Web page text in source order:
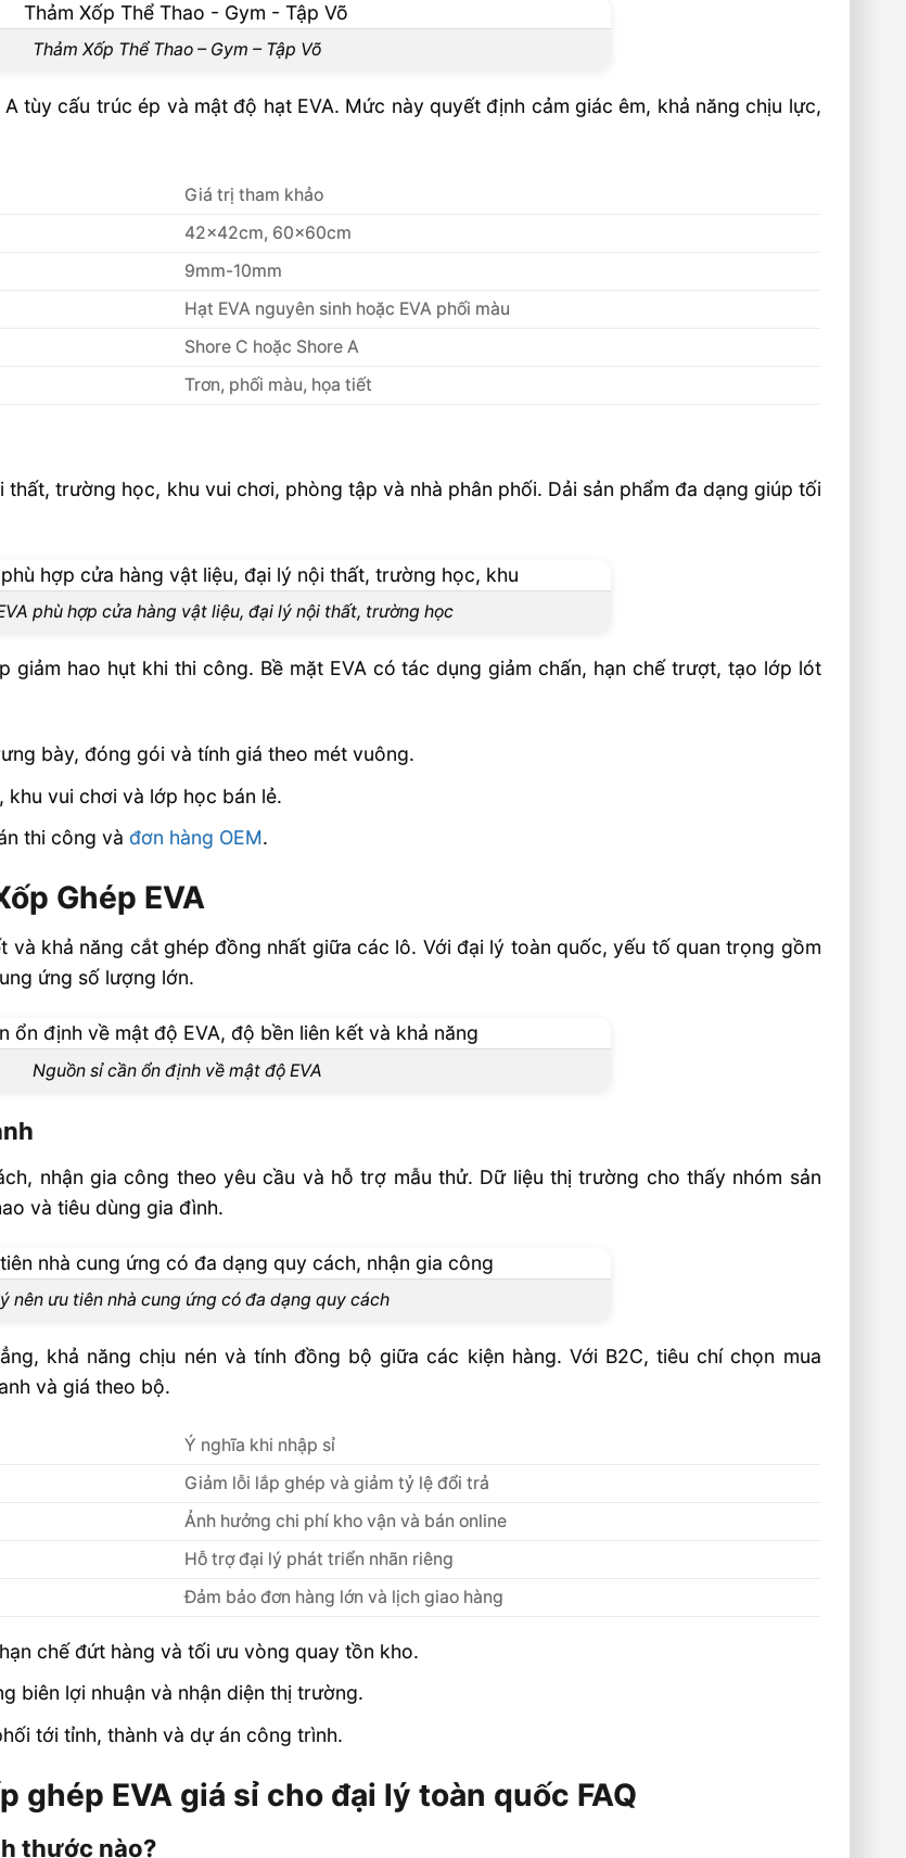
Thảm Xốp Thể Thao – Gym – Tập Võ
tùy cấu trúc ép và mật độ hạt EVA. Mức này quyết định cảm giác êm, khả năng chịu lực,
Giá trị tham khảo
42x42cm, 60x60cm
9mm-10mm
Hạt EVA nguyên sinh hoặc EVA phối màu
Shore C hoặc Shore A
Trơn, phối màu, họa tiết
trường học, khu vui chơi, phòng tập và nhà phân phối. Dải sản phẩm đa dạng giúp tối
phù hợp cửa hàng vật liệu, đại lý nội thất, trường học
giảm hao hụt khi thi công. Bề mặt EVA có tác dụng giảm chấn, hạn chế trượt, tạo lớp lót
bày, đóng gói và tính giá theo mét vuông.
khu vui chơi và lớp học bán lẻ.
thi công vàđơn hàng OEM.
Ghép EVA
và khả năng cắt ghép đồng nhất giữa các lô. Với đại lý toàn quốc, yếu tố quan trọng gồm
ứng số lượng lớn.
Nguồn sỉ cần ổn định về mật độ EVA
nhận gia công theo yêu cầu và hỗ trợ mẫu thử. Dữ liệu thị trường cho thấy nhóm sản
và tiêu dùng gia đình.
nên ưu tiên nhà cung ứng có đa dạng quy cách
khả năng chịu nén và tính đồng bộ giữa các kiện hàng. Với B2C, tiêu chí chọn mua
và giá theo bộ.
Ý nghĩa khi nhập sỉ
Giảm lỗi lắp ghép và giảm tỷ lệ đổi trả
Ảnh hưởng chi phí kho vận và bán online
Hỗ trợ đại lý phát triển nhãn riêng
Đảm bảo đơn hàng lớn và lịch giao hàng
chế đứt hàng và tối ưu vòng quay tồn kho.
biên lợi nhuận và nhận diện thị trường.
tới tỉnh, thành và dự án công trình.
ghép EVA giá sỉ cho đại lý toàn quốc FAQ
thước nào?